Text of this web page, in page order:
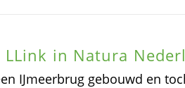
LLink in Natura
IJmeerbrug gebouwd en